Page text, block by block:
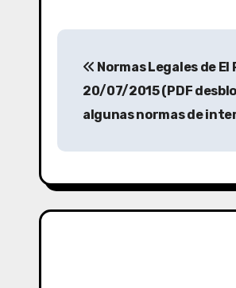
Normas Legales de El
20/07/2015 (PDF
algunas normas de